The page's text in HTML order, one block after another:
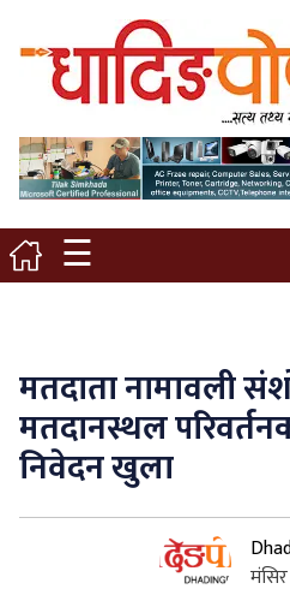
☰
मुख्य पृष्ठ
स्थानीय समाचार
विचार / ब्लग
नगर/गाउँ पालिका
कृषि/सहकारी
साहित्य / संस्कृति
प्रवास
मतदाता नामावली
मतदानस्थल
निवेदन खुला